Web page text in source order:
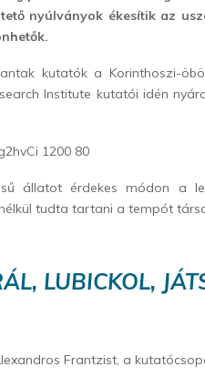
nyúlványok ékesítik az
kutatók a Korinthoszi-
Institute kutatói idén
állatot érdekes módon a
tudta tartani a tempót
LUBICKOL,
Frantzist, a